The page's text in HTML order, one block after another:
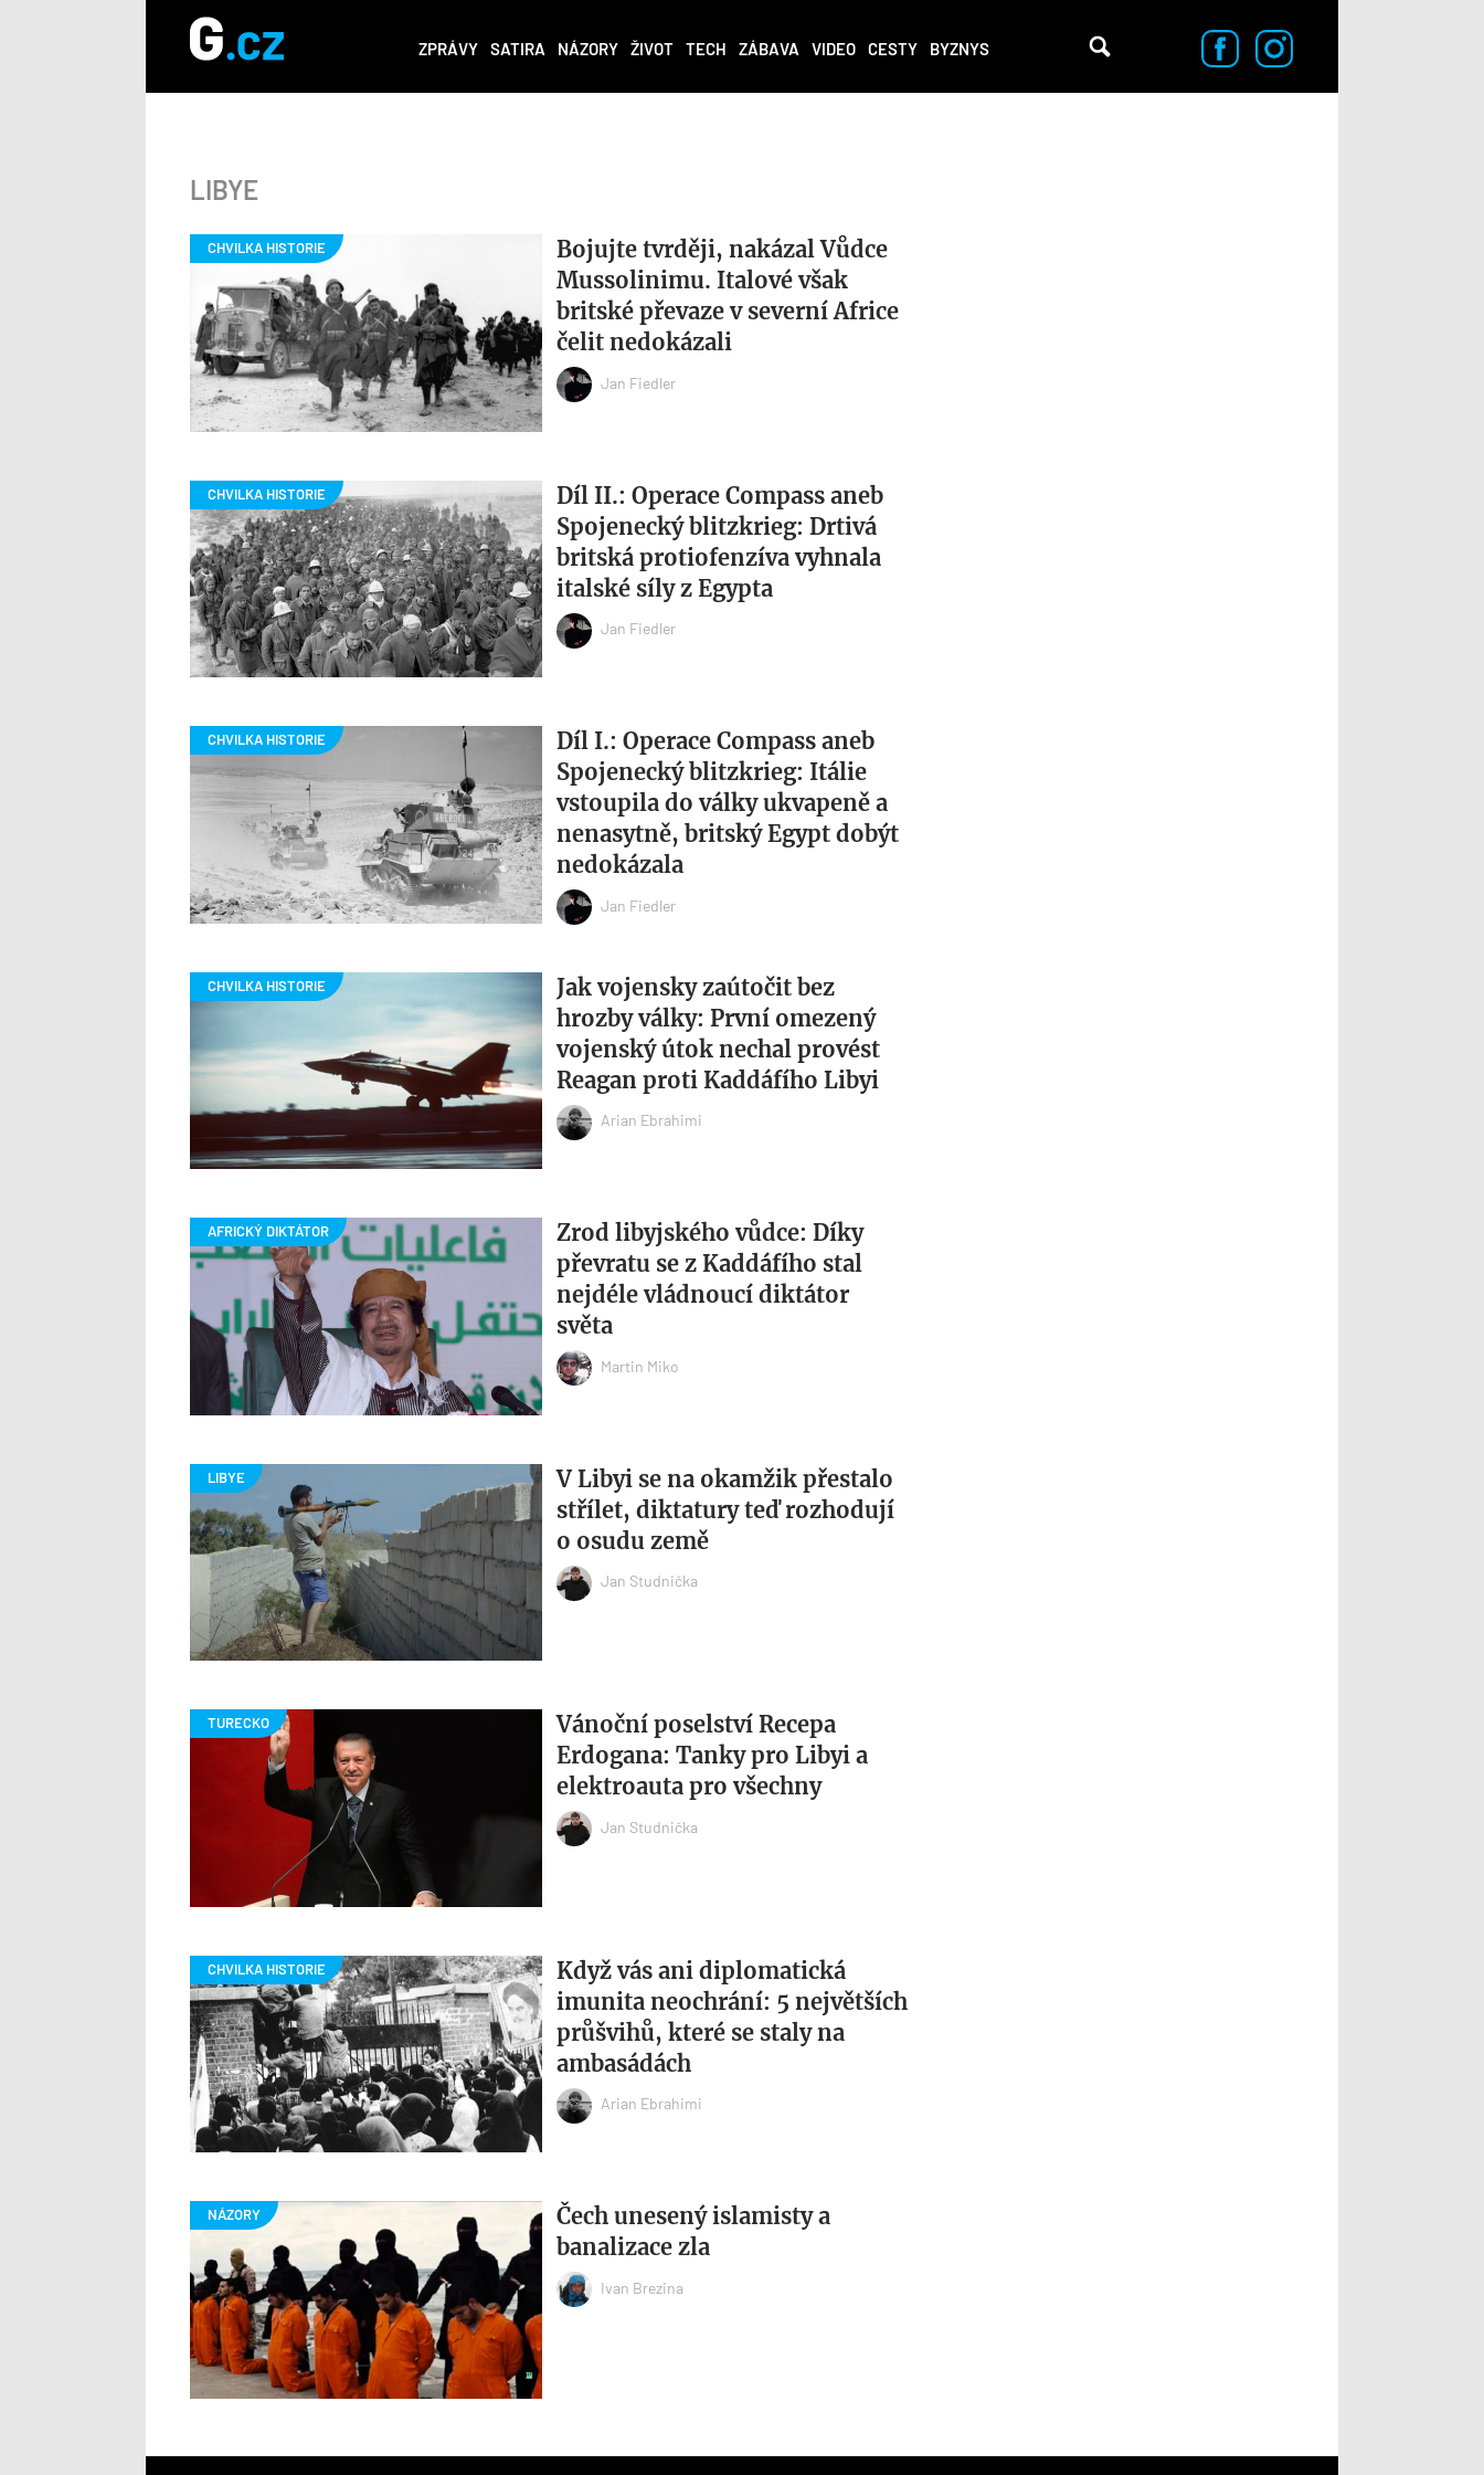
ZPRÁVY SATIRA NÁZORY ŽIVOT TECH ZÁBAVA VIDEO CESTY BYZNYS
LIBYE
Bojujte tvrději, nakázal Vůdce
Mussolinimu. Italové však
britské převaze v severní Africe
čelit nedokázali
Jan Fiedler
Díl II.: Operace Compass aneb
Spojenecký blitzkrieg: Drtivá
britská protiofenzíva vyhnala
italské síly z Egypta
Jan Fiedler
Díl I.: Operace Compass aneb
Spojenecký blitzkrieg: Itálie
vstoupila do války ukvapeně a
nenasytně, britský Egypt dobýt
nedokázala
Jan Fiedler
Jak vojensky zaútočit bez
hrozby války: První omezený
vojenský útok nechal provést
Reagan proti Kaddáfího Libyi
Arian Ebrahimi
Zrod libyjského vůdce: Díky
převratu se z Kaddáfího stal
nejdéle vládnoucí diktátor
světa
Martin Miko
V Libyi se na okamžik přestalo
střílet, diktatury teď rozhodují
o osudu země
Jan Studnička
Vánoční poselství Recepa
Erdogana: Tanky pro Libyi a
elektroauta pro všechny
Jan Studnička
Když vás ani diplomatická
imunita neochrání: 5 největších
průšvihů, které se staly na
ambasádách
Arian Ebrahimi
Čech unesený islamisty a
banalizace zla​
Ivan Brezina